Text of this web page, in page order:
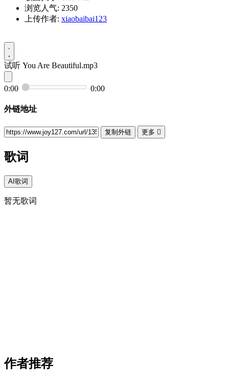
浏览人气: 2350
上传作者: xiaobaibai123
试听 You Are Beautiful.mp3
0:00 0:00
外链地址
复制外链 更多 
歌词
AI歌词
暂无歌词
作者推荐